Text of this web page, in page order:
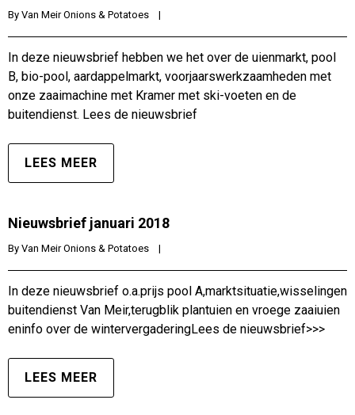
By Van Meir Onions & Potatoes |
In deze nieuwsbrief hebben we het over de uienmarkt, pool
B, bio-pool, aardappelmarkt, voorjaarswerkzaamheden met
onze zaaimachine met Kramer met ski-voeten en de
buitendienst. Lees de nieuwsbrief
LEES MEER
Nieuwsbrief januari 2018
By Van Meir Onions & Potatoes |
In deze nieuwsbrief o.a.prijs pool A,marktsituatie,wisselingen
buitendienst Van Meir,terugblik plantuien en vroege zaaiuien
eninfo over de wintervergaderingLees de nieuwsbrief>>>
LEES MEER